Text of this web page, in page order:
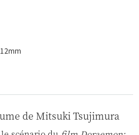
de Mitsuki Tsujimura